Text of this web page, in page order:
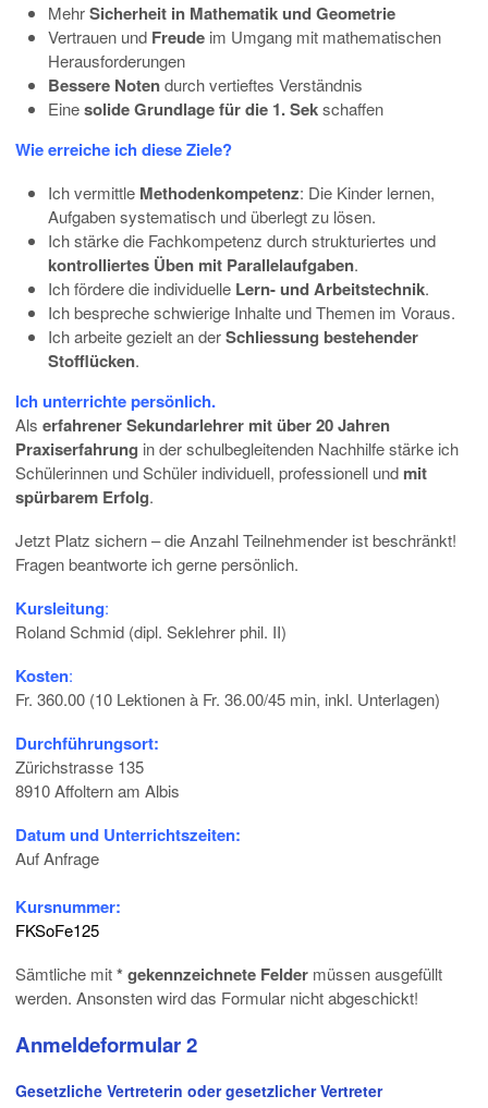
MehrSicherheit in Mathematik und Geometrie
Vertrauen und Freude im Umgang mit mathematischen
Herausforderungen
Bessere Notendurch vertieftes Verständnis
Einesolide Grundlage für die 1. Sekschaffen
Wie erreiche ich diese Ziele?
Ich vermittle Methodenkompetenz: Die Kinder lernen,
Aufgaben systematisch und überlegt zu lösen.
Ich stärke die Fachkompetenz durch strukturiertes und
kontrolliertes Üben mit Parallelaufgaben.
Ich fördere die individuelle Lern- und Arbeitstechnik.
Ich bespreche schwierige Inhalte und Themen im Voraus.
Ich arbeite gezielt an derSchliessung bestehender
Stofflücken.
Ich unterrichte persönlich.
Als erfahrener Sekundarlehrer mit über 20 Jahren
Praxiserfahrung in der schulbegleitenden Nachhilfe stärke ich
Schülerinnen und Schüler individuell, professionell und mit
spürbarem Erfolg.
Jetzt Platz sichern – die Anzahl Teilnehmender ist beschränkt!
Fragen beantworte ich gerne persönlich.
Kursleitung:
Roland Schmid (dipl. Seklehrer phil. II)
Kosten:
Fr. 360.00 (10 Lektionen à Fr. 36.00/45 min, inkl. Unterlagen)
Durchführungsort:
Zürichstrasse 135
8910 Affoltern am Albis
Datum und Unterrichtszeiten:
Auf Anfrage
Kursnummer:
FKSoFe125
Sämtliche mit* gekennzeichnete Felder müssen ausgefüllt
werden. Ansonsten wird das Formular nicht abgeschickt!
Anmeldeformular 2
Gesetzliche Vertreterin oder gesetzlicher Vertreter